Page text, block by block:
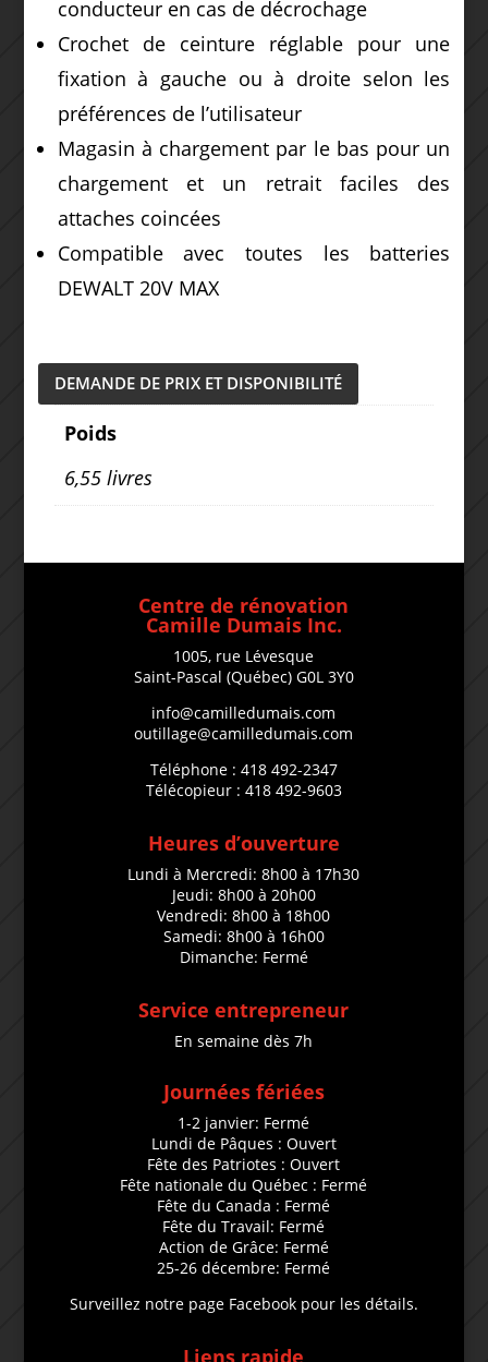
conducteur en cas de décrochage
Crochet de ceinture réglable pour une
fixation à gauche ou à droite selon les
préférences de l’utilisateur
Magasin à chargement par le bas pour un
chargement et un retrait faciles des
attaches coincées
Compatible avec toutes les batteries
DEWALT 20V MAX
DEMANDE DE PRIX ET DISPONIBILITÉ
Poids
6,55 livres
Centre de rénovation
Camille Dumais Inc.
1005, rue Lévesque
Saint-Pascal (Québec) G0L 3Y0
info@camilledumais.com
outillage@camilledumais.com
Téléphone : 418 492-2347
Télécopieur : 418 492-9603
Heures d’ouverture
Lundi à Mercredi: 8h00 à 17h30
Jeudi: 8h00 à 20h00
Vendredi: 8h00 à 18h00
Samedi: 8h00 à 16h00
Dimanche: Fermé
Service entrepreneur
En semaine dès 7h
Journées fériées
1-2 janvier: Fermé
Lundi de Pâques : Ouvert
Fête des Patriotes : Ouvert
Fête nationale du Québec : Fermé
Fête du Canada : Fermé
Fête du Travail: Fermé
Action de Grâce: Fermé
25-26 décembre: Fermé
Surveillez notre page Facebook pour les détails.